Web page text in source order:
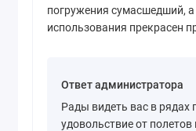
погружения сумасшедший,
использования прекрасен
Ответ администратора
Рады видеть вас в
удовольствие от полетов